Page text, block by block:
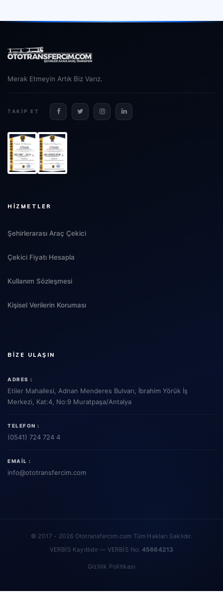
Merak Etmeyin Artık Biz Varız.
TAKIP ET
HIZMETLER
Şehirlerarası Araç Çekici
Çekici Fiyatı Hesapla
Kullanım Sözleşmesi
Kişisel Verilerin Koruması
BIZE ULAŞIN
ADRES :
Etiler Mahallesi, Adnan Menderes Bulvarı, İbrahim Yörük İş
Merkezi, Kat:4, No:9 Muratpaşa/Antalya
TELEFON :
(0541) 724 724 4
EMAIL :
info@ototransfercim.com
© 2017 - 2026 Ototransfercim.com Tüm Hakları Saklıdır.
VERBİS Kayıtlıdır — VERBİS No: 45664213
Gizlilik Politikası